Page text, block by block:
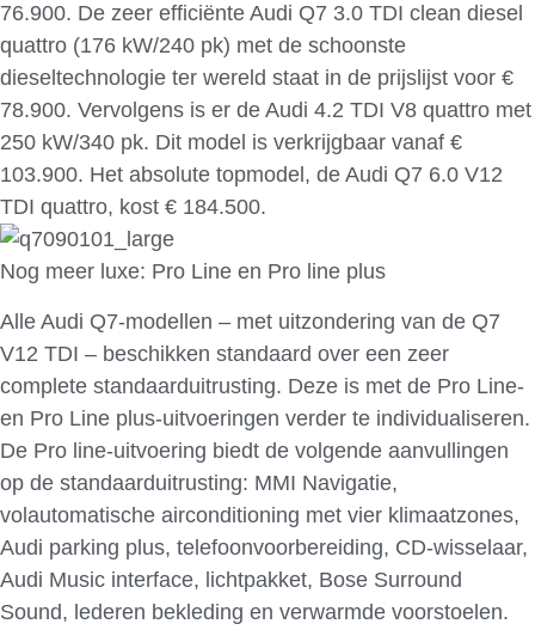
76.900. De zeer efficiënte Audi Q7 3.0 TDI clean diesel
quattro (176 kW/240 pk) met de schoonste
dieseltechnologie ter wereld staat in de prijslijst voor €
78.900. Vervolgens is er de Audi 4.2 TDI V8 quattro met
250 kW/340 pk. Dit model is verkrijgbaar vanaf €
103.900. Het absolute topmodel, de Audi Q7 6.0 V12
TDI quattro, kost € 184.500.
Nog meer luxe: Pro Line en Pro line plus
Alle Audi Q7-modellen – met uitzondering van de Q7
V12 TDI – beschikken standaard over een zeer
complete standaarduitrusting. Deze is met de Pro Line-
en Pro Line plus-uitvoeringen verder te individualiseren.
De Pro line-uitvoering biedt de volgende aanvullingen
op de standaarduitrusting: MMI Navigatie,
volautomatische airconditioning met vier klimaatzones,
Audi parking plus, telefoonvoorbereiding, CD-wisselaar,
Audi Music interface, lichtpakket, Bose Surround
Sound, lederen bekleding en verwarmde voorstoelen.